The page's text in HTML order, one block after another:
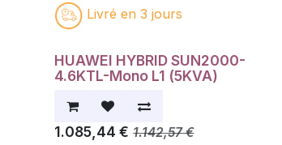
Livré en 3 jours
HUAWEI HYBRID SUN2000-
4.6KTL-Mono L1 (5KVA)
1.085,44 € 1.142,57€